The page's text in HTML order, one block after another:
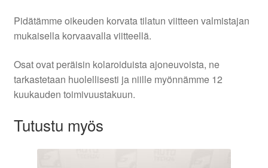
Pidätämme oikeuden korvata tilatun viitteen valmistajan
mukaisella korvaavalla viitteellä.
Osat ovat peräisin kolaroiduista ajoneuvoista, ne
tarkastetaan huolellisesti ja niille myönnämme 12
kuukauden toimivuustakuun.
Tutustu myös